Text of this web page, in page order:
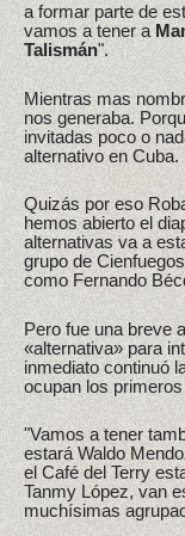
a formar parte de
vamos a tener a
Talismán".
Mientras mas
nos generaba.
invitadas poco o
alternativo en Cuba.
Quizás por eso
hemos abierto el
alternativas va a
grupo de
como Fernando
Pero fue una breve
«alternativa» para
inmediato continuó
ocupan los
"Vamos a tener
estará Waldo
el Café del Terry
Tanmy López, van
muchísimas